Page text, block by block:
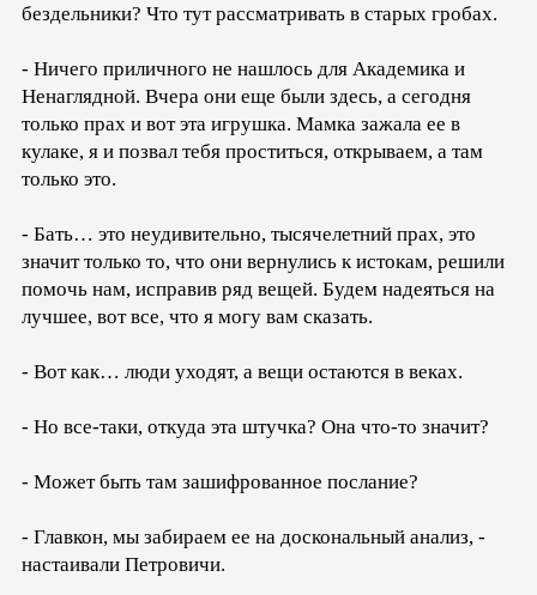
бездельники? Что тут рассматривать в старых гробах.
- Ничего приличного не нашлось для Академика и
Ненаглядной. Вчера они еще были здесь, а сегодня
только прах и вот эта игрушка. Мамка зажала ее в
кулаке, я и позвал тебя проститься, открываем, а там
только это.
- Бать… это неудивительно, тысячелетний прах, это
значит только то, что они вернулись к истокам, решили
помочь нам, исправив ряд вещей. Будем надеяться на
лучшее, вот все, что я могу вам сказать.
- Вот как… люди уходят, а вещи остаются в веках.
- Но все-таки, откуда эта штучка? Она что-то значит?
- Может быть там зашифрованное послание?
- Главкон, мы забираем ее на доскональный анализ, -
настаивали Петровичи.